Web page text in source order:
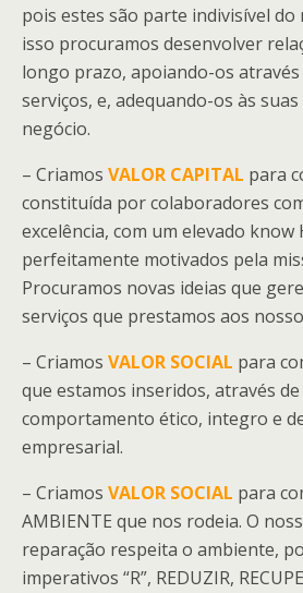
pois estes são parte indivisível do
isso procuramos desenvolver
longo prazo, apoiando-os
serviços, e, adequando-os às suas
negócio.
– Criamos VALOR CAPITAL para
constituída por colaboradores
excelência, com um elevado know
perfeitamente motivados pela
Procuramos novas ideias que
serviços que prestamos aos
– Criamos VALOR SOCIAL para
que estamos inseridos, através
comportamento ético, integro e
empresarial.
– Criamos VALOR SOCIAL para
AMBIENTE que nos rodeia. O
reparação respeita o ambiente,
imperativos “R”, REDUZIR,